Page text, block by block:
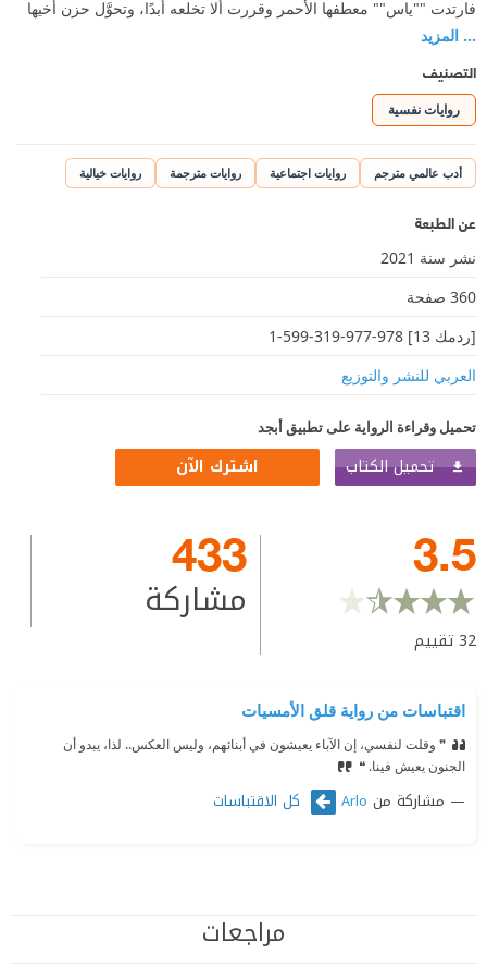
فارتدت ""ياس"" معطفها الأحمر وقررت ألا تخلعه أبدًا، وتحوَّل حزن أخيها
... المزيد
التصنيف
روايات نفسية
أدب عالمي مترجم روايات اجتماعية روايات مترجمة روايات خيالية
عن الطبعة
نشر سنة 2021
360 صفحة
[ردمك 13] 978-977-319-599-1
العربي للنشر والتوزيع
تحميل وقراءة الرواية على تطبيق أبجد
تحميل الكتاب اشترك الآن
3.5
32تقييم
433
مشاركة
اقتباسات من رواية قلق الأمسيات
❞ وقلت لنفسي، إن الآباء يعيشون في أبنائهم، وليس العكس.. لذا، يبدو أن
الجنون يعيش فينا. ❝
مشاركة من Arlo كل الاقتباسات
مراجعات